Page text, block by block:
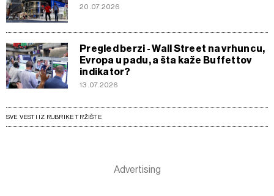
20.07.2026
Pregled berzi - Wall Street na vrhuncu,
Evropa u padu, a šta kaže Buffettov
indikator?
13.07.2026
SVE VESTI IZ RUBRIKE TRŽIŠTE